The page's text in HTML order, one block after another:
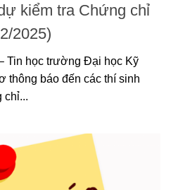
kiểm tra Chứng chỉ
2025)
học trường Đại học Kỹ
thông báo đến các thí sinh
chỉ...